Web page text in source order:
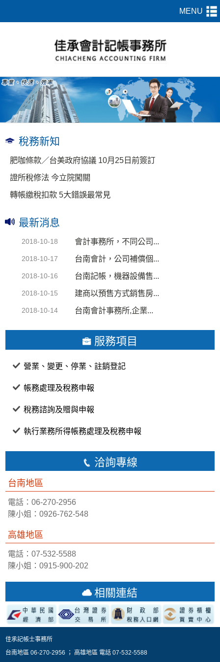
稅務新知
肥咖條款／台美政府協議 10月25日前簽訂
證所稅修法 今立院闖關
轉帳繳稅扣款 5大錯誤最常見
最新消息
2018-10-18 會計事務所，不同公司...
2018-10-17 台南會計，公司補償個...
2018-10-16 台南記帳，機器設備售...
2018-10-15 建商以預售方式銷售房...
2018-10-14 台南會計事務所,企業...
服務項目
營業、變更、停業、註銷登記
帳務處理及稅務申報
稅務諮詢及贈與申報
執行業務所得帳務處理及稅務申報
洽詢專線
台南地區
電話：06-270-2956
陳小姐：0926-762-548
高雄地區
電話：07-532-5588
陳小姐：0915-900-202
相關連結
佳承記帳士事務所
台南地區 06-270-2956 ； 高雄地區 電話 07-532-5588